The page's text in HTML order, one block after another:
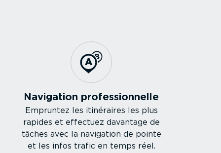
Navigation profes­sion­nelle
Empruntez les itinéraires les plus
rapides et effectuez davantage de
tâches avec la navigation de pointe
et les infos trafic en temps réel.